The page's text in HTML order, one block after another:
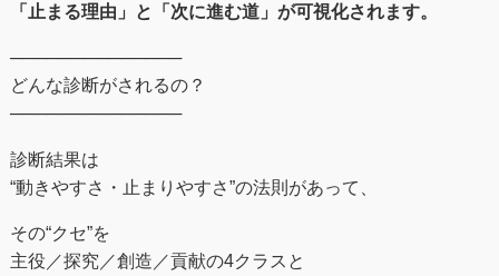
「止まる理由」と「次に進む道」が可視化されます。
──────────────
どんな診断がされるの？
──────────────
診断結果は
“動きやすさ・止まりやすさ”の法則があって、
その“クセ”を
主役／探究／創造／貢献の4クラスと